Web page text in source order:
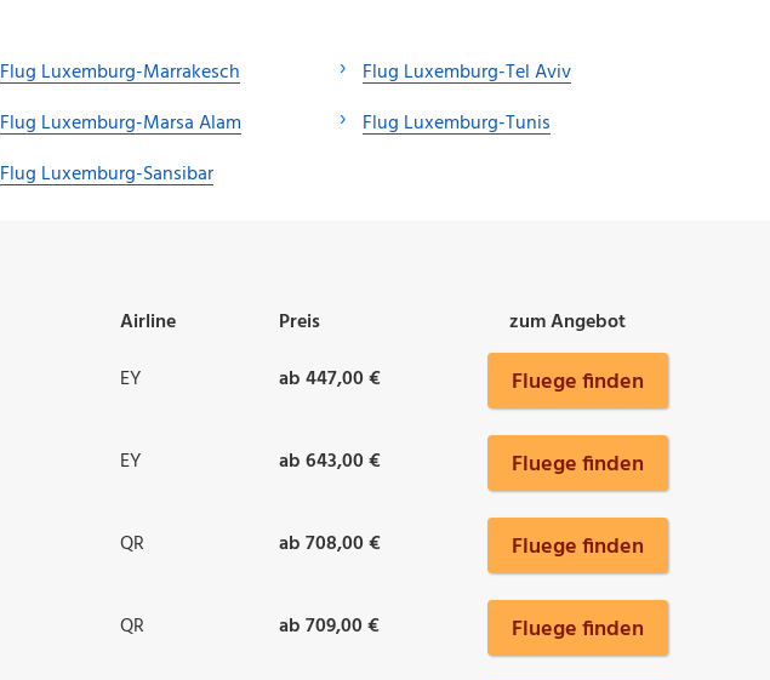
Flug Luxemburg-Marrakesch
Flug Luxemburg-Marsa Alam
Flug Luxemburg-Sansibar
Flug Luxemburg-Tel Aviv
Flug Luxemburg-Tunis
Airline Preis
zum Angebot
EY ab 447,00 € Fluege finden
EY ab 643,00 € Fluege finden
QR ab 708,00 € Fluege finden
QR ab 709,00 € Fluege finden